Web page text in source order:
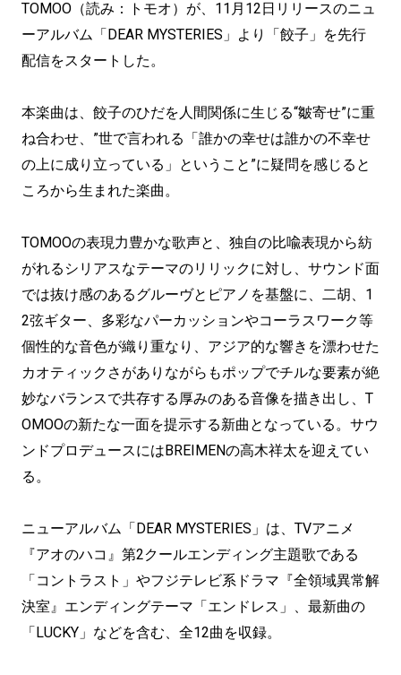
TOMOO（読み：トモオ）が、11月12日リリースのニュ
ーアルバム「DEAR MYSTERIES」より「餃子」を先行
配信をスタートした。
本楽曲は、餃子のひだを人間関係に生じる“皺寄せ”に重
ね合わせ、”世で言われる「誰かの幸せは誰かの不幸せ
の上に成り立っている」ということ”に疑問を感じると
ころから生まれた楽曲。
TOMOOの表現力豊かな歌声と、独自の比喩表現から紡
がれるシリアスなテーマのリリックに対し、サウンド面
では抜け感のあるグルーヴとピアノを基盤に、二胡、1
2弦ギター、多彩なパーカッションやコーラスワーク等
個性的な音色が織り重なり、アジア的な響きを漂わせた
カオティックさがありながらもポップでチルな要素が絶
妙なバランスで共存する厚みのある音像を描き出し、T
OMOOの新たな一面を提示する新曲となっている。サウ
ンドプロデュースにはBREIMENの高木祥太を迎えてい
る。
ニューアルバム「DEAR MYSTERIES」は、TVアニメ
『アオのハコ』第2クールエンディング主題歌である
「コントラスト」やフジテレビ系ドラマ『全領域異常解
決室』エンディングテーマ「エンドレス」、最新曲の
「LUCKY」などを含む、全12曲を収録。